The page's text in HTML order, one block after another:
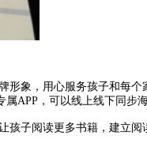
形象，用心服务孩子和每
APP，可以线上线下同步
孩子阅读更多书籍，建立